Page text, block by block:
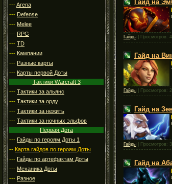
---Arena
--- Defense
--- Melee
--- RPG
--- TD
--- Кампании
--- Разные карты
--- Карты первой Доты
Тактики Warcraft 3
--- Тактики за альянс
--- Тактики за орду
--- Тактики за нежить
--- Тактики за ночных эльфов
Первая Дота
--- Гайды по героям Доты 1
-- Карта гайдов по героям Доты
--- Гайды по артефактам Доты
--- Механика Доты
--- Разное
Гайд на
Гайды | Просмотров:
Гайд на
Гайды | Просмотров:
Гайд на
Гайды | Просмотров:
Гайд на